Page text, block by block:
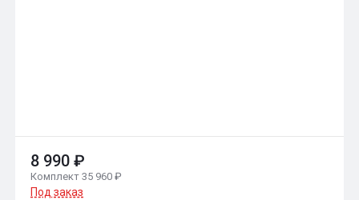
8 990 ₽
Комплект 35 960 ₽
Под заказ